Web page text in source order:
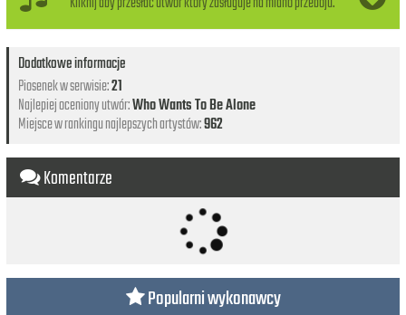
Dodatkowe informacje
Piosenek w serwisie:21
Najlepiej oceniony utwór:Who Wants To Be Alone
Miejsce w rankingu najlepszych artystów:962
Komentarze
Popularni wykonawcy